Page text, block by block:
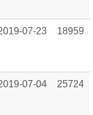
07-23 18959
07-04 25724